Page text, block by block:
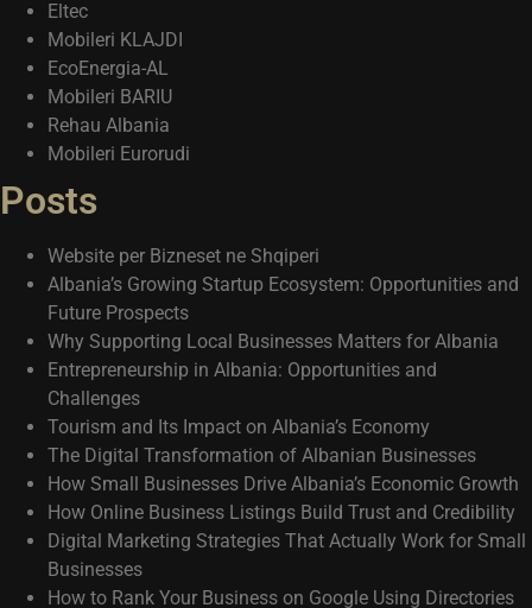
Eltec
Mobileri KLAJDI
EcoEnergia-AL
Mobileri BARIU
Rehau Albania
Mobileri Eurorudi
Posts
Website per Bizneset ne Shqiperi
Albania’s Growing Startup Ecosystem: Opportunities and
Future Prospects
Why Supporting Local Businesses Matters for Albania
Entrepreneurship in Albania: Opportunities and
Challenges
Tourism and Its Impact on Albania’s Economy
The Digital Transformation of Albanian Businesses
How Small Businesses Drive Albania’s Economic Growth
How Online Business Listings Build Trust and Credibility
Digital Marketing Strategies That Actually Work for Small
Businesses
How to Rank Your Business on Google Using Directories